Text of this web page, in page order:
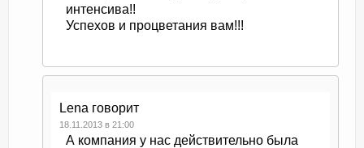
интенсива!!
Успехов и процветания вам!!!
Lena говорит
18.11.2013 в 21:00
А компания у нас действительно была